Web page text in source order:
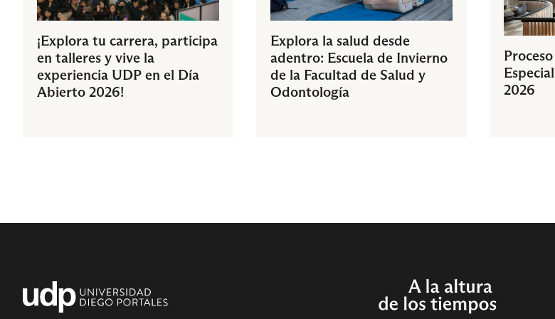
¡Explora tu carrera, participa
en talleres y vive la
experiencia UDP en el Día
Abierto 2026!
Explora la salud desde
adentro: Escuela de Invierno
de la Facultad de Salud y
Odontología
2026